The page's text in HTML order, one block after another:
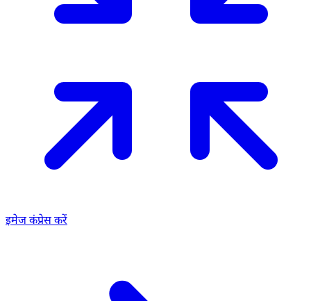
इमेज कंप्रेस करें